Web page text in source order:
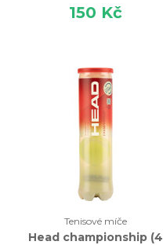
150 Kč
Tenisové míče
Head championship (4